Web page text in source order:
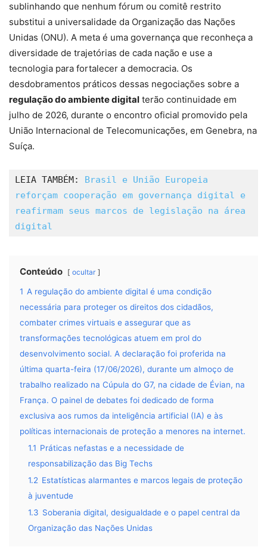
sublinhando que nenhum fórum ou comitê restrito
substitui a universalidade da Organização das Nações
Unidas (ONU). A meta é uma governança que reconheça a
diversidade de trajetórias de cada nação e use a
tecnologia para fortalecer a democracia. Os
desdobramentos práticos dessas negociações sobre a
regulação do ambiente digital terão continuidade em
julho de 2026, durante o encontro oficial promovido pela
União Internacional de Telecomunicações, em Genebra, na
Suíça.
LEIA TAMBÉM:
Brasil e União Europeia
reforçam cooperação em governança digital e
reafirmam seus marcos de legislação na área
digital
Conteúdo ocultar
1 A regulação do ambiente digital é uma condição
necessária para proteger os direitos dos cidadãos,
combater crimes virtuais e assegurar que as
transformações tecnológicas atuem em prol do
desenvolvimento social. A declaração foi proferida na
última quarta-feira (17/06/2026), durante um almoço de
trabalho realizado na Cúpula do G7, na cidade de Évian, na
França. O painel de debates foi dedicado de forma
exclusiva aos rumos da inteligência artificial (IA) e às
políticas internacionais de proteção a menores na internet.
1.1 Práticas nefastas e a necessidade de
responsabilização das Big Techs
1.2 Estatísticas alarmantes e marcos legais de proteção
à juventude
1.3 Soberania digital, desigualdade e o papel central da
Organização das Nações Unidas